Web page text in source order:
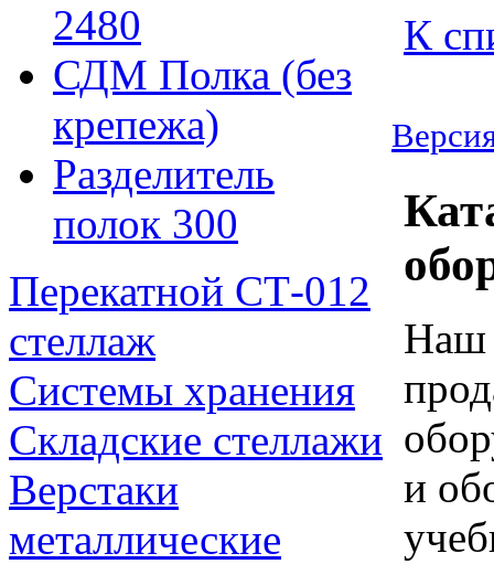
2480
СДМ Полка (без
крепежа)
Разделитель
полок 300
Перекатной СТ-012
стеллаж
Системы хранения
Складские стеллажи
Верстаки
металлические
К
Наш
и